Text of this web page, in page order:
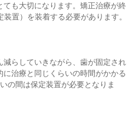
も大切になります。矯正治療が終
置）を装着する必要があります。
減らしていきながら、歯が固定され
治療と同じくらいの時間がかかる
の間は保定装置が必要となりま